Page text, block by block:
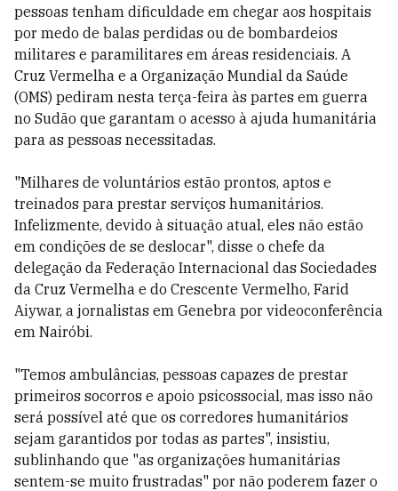
pessoas tenham dificuldade em chegar aos hospitais
por medo de balas perdidas ou de bombardeios
militares e paramilitares em áreas residenciais. A
Cruz Vermelha e a Organização Mundial da Saúde
(OMS) pediram nesta terça-feira às partes em guerra
no Sudão que garantam o acesso à ajuda humanitária
para as pessoas necessitadas.
"Milhares de voluntários estão prontos, aptos e
treinados para prestar serviços humanitários.
Infelizmente, devido à situação atual, eles não estão
em condições de se deslocar", disse o chefe da
delegação da Federação Internacional das Sociedades
da Cruz Vermelha e do Crescente Vermelho, Farid
Aiywar, a jornalistas em Genebra por videoconferência
em Nairóbi.
"Temos ambulâncias, pessoas capazes de prestar
primeiros socorros e apoio psicossocial, mas isso não
será possível até que os corredores humanitários
sejam garantidos por todas as partes", insistiu,
sublinhando que "as organizações humanitárias
sentem-se muito frustradas" por não poderem fazer o